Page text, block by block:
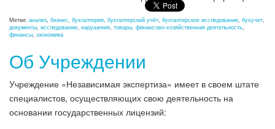
Метки: анализ, бизнес, бухгалтерия, бухгалтерский учёт, бухгалтерское исследование, бухучет,
документы, исследование, нарушения, товары, финансово-хозяйственная деятельность,
финансы, экономика
Об Учреждении
Учреждение «Независимая экспертиза» имеет в своем штате
специалистов, осуществляющих свою деятельность на
основании государственных лицензий: